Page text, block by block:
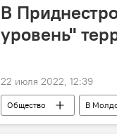
В
уровень"
22 июля 2022, 12:39
Общество В